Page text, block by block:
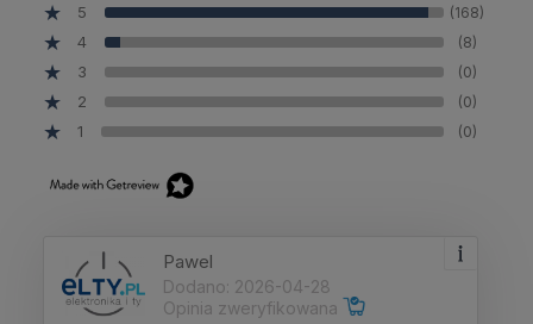
5
(168)
4 (8)
3 (0)
2 (0)
1 (0)
Pawel
Dodano: 2026-04-28
Opinia zweryfikowana